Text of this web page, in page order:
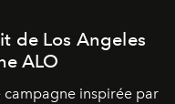
de Los Angeles
ALO
campagne inspirée par